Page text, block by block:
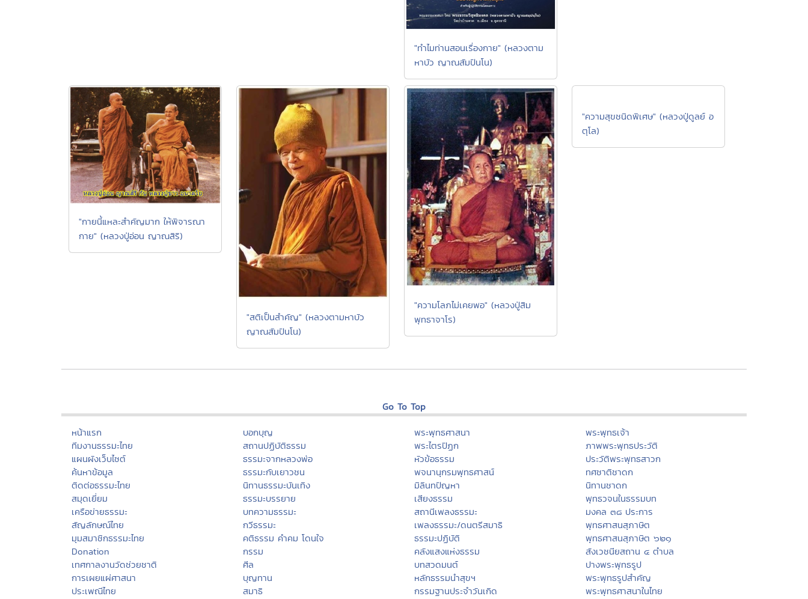
"ทำไมท่านสอนเรื่องกาย" (หลวงตาม
หาบัว ญาณสัมปันโน)
"กายนี้แหละสำคัญมาก ให้พิจารณา
กาย" (หลวงปู่อ่อน ญาณสิริ)
"สติเป็นสำคัญ" (หลวงตามหาบัว
ญาณสัมปันโน)
"ความโลภไม่เคยพอ" (หลวงปู่สิม
พุทธาจาโร)
"ความสุขชนิดพิเศษ" (หลวงปู่ดูลย์ อ
ตุโล)
Go To Top
หน้าแรก
ทีมงานธรรมะไทย
แผนผังเว็บไซต์
ค้นหาข้อมูล
ติดต่อธรรมะไทย
สมุดเยี่ยม
เครือข่ายธรรมะ
สัญลักษณ์ไทย
มุมสมาชิกธรรมะไทย
Donation
เทศกาลงานวัดช่วยชาติ
การเผยแผ่ศาสนา
ประเพณีไทย
บอกบุญ
สถานปฏิบัติธรรม
ธรรมะจากหลวงพ่อ
ธรรมะกับเยาวชน
นิทานธรรมะบันเทิง
ธรรมะบรรยาย
บทความธรรมะ
กวีธรรมะ
คติธรรม คำคม โดนใจ
กรรม
ศีล
บุญทาน
สมาธิ
พระพุทธศาสนา
พระไตรปิฏก
หัวข้อธรรม
พจนานุกรมพุทธศาสน์
มิลินทปัญหา
เสียงธรรม
สถานีเพลงธรรมะ
เพลงธรรมะ/ดนตรีสมาธิ
ธรรมะปฏิบัติ
คลังแสงแห่งธรรม
บทสวดมนต์
หลักธรรมนำสุขฯ
กรรมฐานประจำวันเกิด
พระพุทธเจ้า
ภาพพระพุทธประวัติ
ประวัติพระพุทธสาวก
ทศชาติชาดก
นิทานชาดก
พุทธวจนในธรรมบท
มงคล ๓๘ ประการ
พุทธศาสนสุภาษิต
พุทธศาสนสุภาษิต ๖๒๑
สังเวชนียสถาน ๔ ตำบล
ปางพระพุทธรูป
พระพุทธรูปสำคัญ
พระพุทธศาสนาในไทย